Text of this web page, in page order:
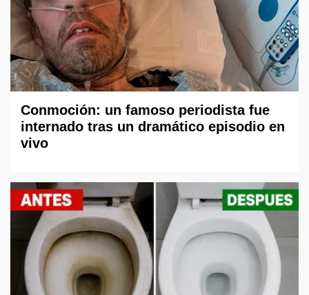
Conmoción: un famoso periodista fue
internado tras un dramático episodio en
vivo